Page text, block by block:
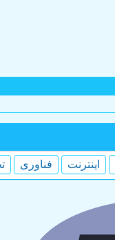
اینترنت فناوری